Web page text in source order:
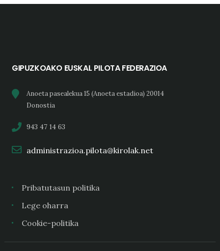
GIPUZKOAKO EUSKAL PILOTA FEDERAZIOA
Anoeta pasealekua 15 (Anoeta estadioa) 20014
Donostia
943 47 14 63
administrazioa.pilota@kirolak.net
Pribatutasun politika
Lege oharra
Cookie-politika